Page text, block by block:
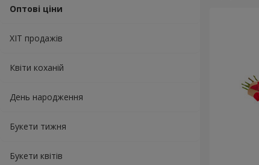
Оптові ціни
ХІТ продажів
Квіти коханій
День народження
Букети тижня
Букети квітів